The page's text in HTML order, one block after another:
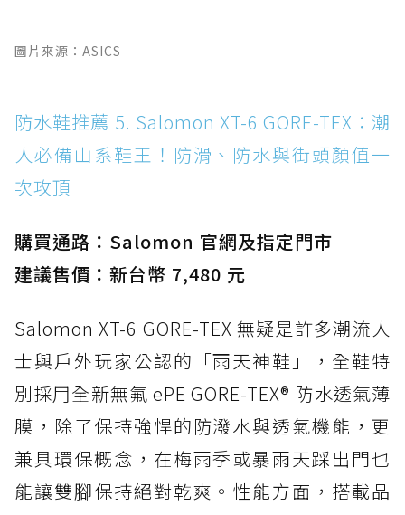
圖片來源：ASICS
防水鞋推薦 5. Salomon XT-6 GORE-TEX：潮
人必備山系鞋王！防滑、防水與街頭顏值一
次攻頂
購買通路：Salomon 官網及指定門市
建議售價：新台幣 7,480 元
Salomon XT-6 GORE-TEX 無疑是許多潮流人
士與戶外玩家公認的「雨天神鞋」，全鞋特
別採用全新無氟 ePE GORE-TEX® 防水透氣薄
膜，除了保持強悍的防潑水與透氣機能，更
兼具環保概念，在梅雨季或暴雨天踩出門也
能讓雙腳保持絕對乾爽。性能方面，搭載品